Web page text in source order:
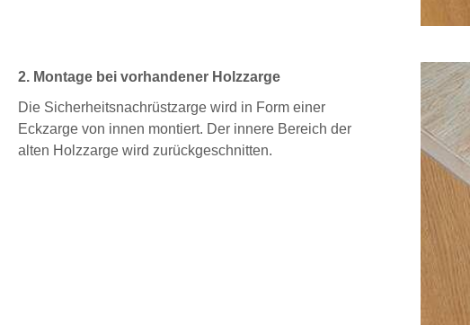
2. Montage bei vorhandener Holzzarge
Die Sicherheitsnachrüstzarge wird in Form einer
Eckzarge von innen montiert. Der innere Bereich der
alten Holzzarge wird zurückgeschnitten.